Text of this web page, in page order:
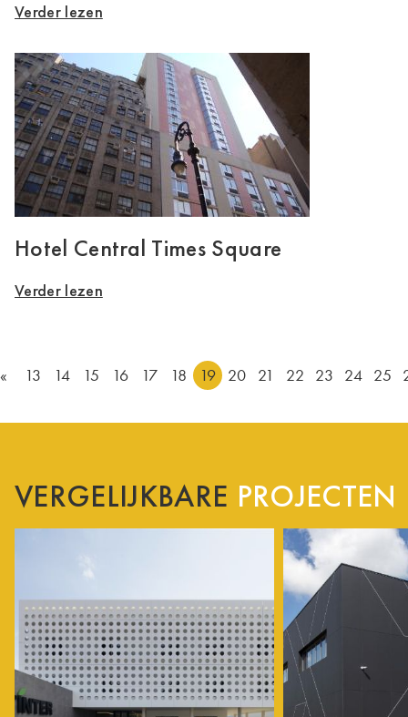
Verder lezen
Hotel Central Times Square
Verder lezen
« 13 14 15 16 17 18 19 20 21 22 23 24 25
VERGELIJKBARE PROJECTEN